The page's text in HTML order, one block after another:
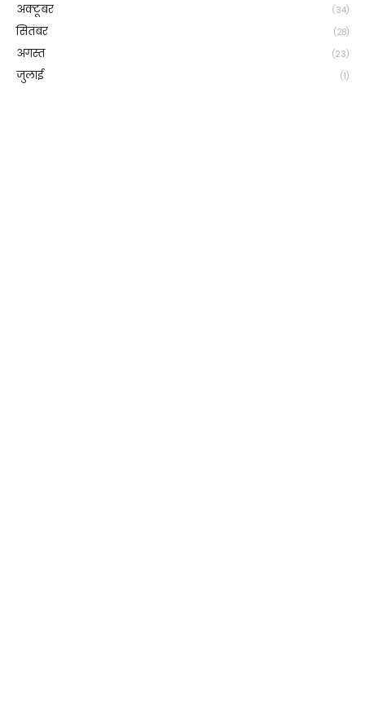
अक्टूबर (34)
सितंबर (28)
अगस्त (23)
जुलाई (1)